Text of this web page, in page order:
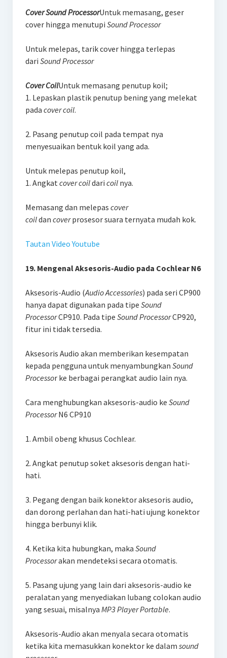
Cover Sound ProcessorUntuk memasang, geser
cover hingga menutupi Sound Processor
Untuk melepas, tarik cover hingga terlepas
dari Sound Processor
Cover CoilUntuk memasang penutup koil;
1. Lepaskan plastik penutup bening yang melekat
pada cover coil.
2. Pasang penutup coil pada tempat nya
menyesuaikan bentuk koil yang ada.
Untuk melepas penutup koil,
1. Angkat cover coildari coil nya.
Memasang dan melepas cover
coildan coverprosesor suara ternyata mudah kok.
Tautan Video Youtube
19. Mengenal Aksesoris-Audio pada Cochlear N6
Aksesoris-Audio (Audio Accessories) pada seri CP900
hanya dapat digunakan pada tipe Sound
ProcessorCP910. Pada tipe Sound ProcessorCP920,
fitur ini tidak tersedia.
Aksesoris Audio akan memberikan kesempatan
kepada pengguna untuk menyambungkan Sound
Processor ke berbagai perangkat audio lain nya.
Cara menghubungkan aksesoris-audio ke Sound
ProcessorN6 CP910
1. Ambil obeng khusus Cochlear.
2. Angkat penutup soket aksesoris dengan hati-
hati.
3. Pegang dengan baik konektor aksesoris audio,
dan dorong perlahan dan hati-hati ujung konektor
hingga berbunyi klik.
4. Ketika kita hubungkan, maka Sound
Processorakan mendeteksi secara otomatis.
5. Pasang ujung yang lain dari aksesoris-audio ke
peralatan yang menyediakan lubang colokan audio
yang sesuai, misalnya MP3 Player Portable.
Aksesoris-Audio akan menyala secara otomatis
ketika kita memasukkan konektor ke dalam sound